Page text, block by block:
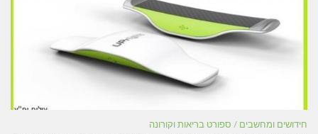
חידושים ומחשבים / ספורט בריאות וקורונה